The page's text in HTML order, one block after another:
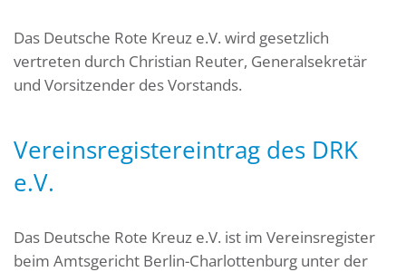
Das Deutsche Rote Kreuz e.V. wird gesetzlich
vertreten durch Christian Reuter, Generalsekretär
und Vorsitzender des Vorstands.
Vereinsregistereintrag des DRK
e.V.
Das Deutsche Rote Kreuz e.V. ist im Vereinsregister
beim Amtsgericht Berlin-Charlottenburg unter der